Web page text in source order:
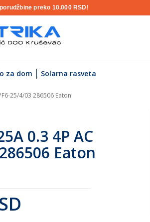
preko 10.000 RSD!
za dom Solarna rasveta
25/4/03 286506 Eaton
0.3 4P AC
Eaton